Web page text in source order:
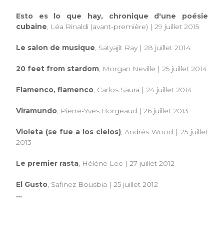
Esto es lo que hay, chronique d'une poésie
cubaine, Léa Rinaldi (avant-première) | 29 juillet 2015
Le salon de musique, Satyajit Ray | 28 juillet 2014
20 feet from stardom, Morgan Neville | 25 juillet 2014
Flamenco, flamenco, Carlos Saura | 24 juillet 2014
Viramundo, Pierre-Yves Borgeaud | 26 juillet 2013
Violeta (se fue a los cielos), Andrés Wood | 25 juillet
2013
Le premier rasta, Hélène Lee | 27 juillet 2012
El Gusto, Safinez Bousbia | 25 juillet 2012
...